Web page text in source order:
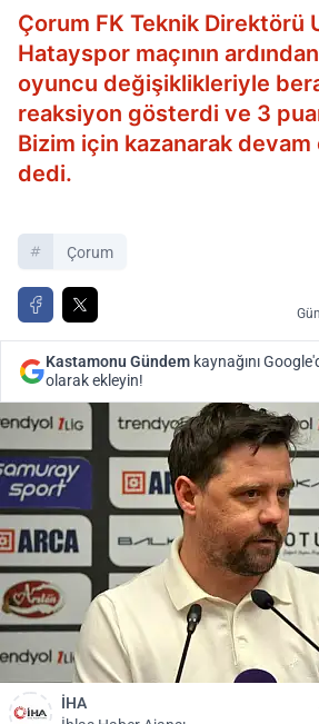
Çorum FK Teknik Direktörü
Hatayspor maçının
oyuncu değişiklikleriyle
reaksiyon gösterdi ve 3
Bizim için kazanarak
dedi.
Çorum
Kastamonu Gündem kaynağını
olarak ekleyin!
İHA